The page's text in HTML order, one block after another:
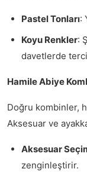
Pastel Tonları:
Koyu Renkler:
davetlerde
Hamile Abiye
Doğru kombinler,
Aksesuar ve
Aksesuar
zenginleştirir.